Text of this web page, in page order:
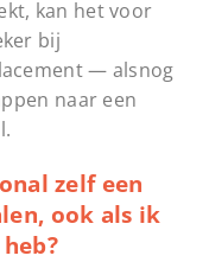
kan het voor
bij
— alsnog
naar een
zelf een
ook als ik